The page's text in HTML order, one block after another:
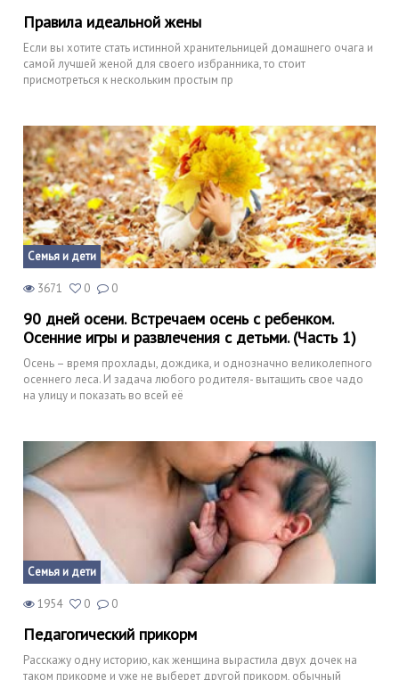
Правила идеальной жены
Если вы хотите стать истинной хранительницей домашнего очага и
самой лучшей женой для своего избранника, то стоит
присмотреться к нескольким простым пр
Семья и дети
3671 0 0
90 дней осени. Встречаем осень с ребенком.
Осенние игры и развлечения с детьми. (Часть 1)
Осень – время прохлады, дождика, и однозначно великолепного
осеннего леса. И задача любого родителя- вытащить свое чадо
на улицу и показать во всей её
Семья и дети
1954 0 0
Педагогический прикорм
Расскажу одну историю, как женщина вырастила двух дочек на
таком прикорме и уже не выберет другой прикорм, обычный